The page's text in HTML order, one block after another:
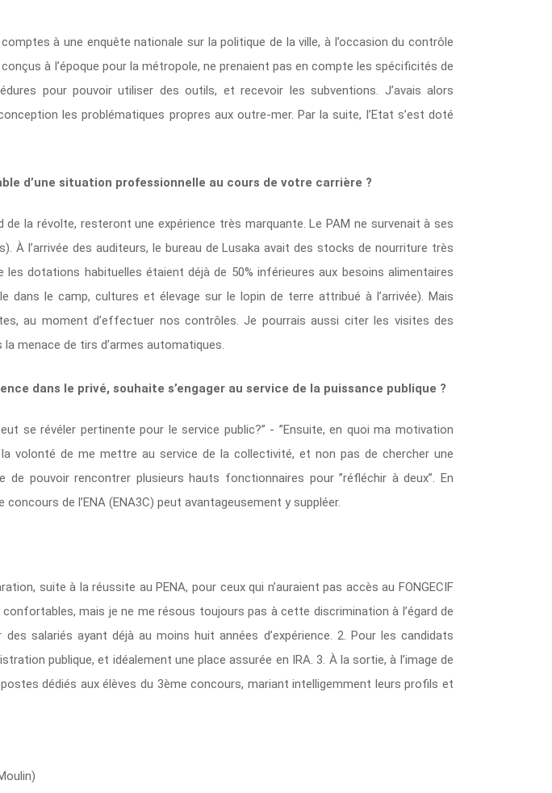
à une enquête nationale sur la politique de la ville, à l’occasion du contrôle
à l’époque pour la métropole, ne prenaient pas en compte les spécificités de
pour pouvoir utiliser des outils, et recevoir les subventions. J’avais alors
les problématiques propres aux outre-mer. Par la suite, l’Etat s’est doté
d’une situation professionnelle au cours de votre carrière ?
la révolte, resteront une expérience très marquante. Le PAM ne survenait à ses
À l’arrivée des auditeurs, le bureau de Lusaka avait des stocks de nourriture très
dotations habituelles étaient déjà de 50% inférieures aux besoins alimentaires
dans le camp, cultures et élevage sur le lopin de terre attribué à l’arrivée). Mais
au moment d’effectuer nos contrôles. Je pourrais aussi citer les visites des
menace de tirs d’armes automatiques.
dans le privé, souhaite s’engager au service de la puissance publique ?
se révéler pertinente pour le service public?” - ”Ensuite, en quoi ma motivation
volonté de me mettre au service de la collectivité, et non pas de chercher une
pouvoir rencontrer plusieurs hauts fonctionnaires pour ”réfléchir à deux”. En
de l’ENA (ENA3C) peut avantageusement y suppléer.
suite à la réussite au PENA, pour ceux qui n’auraient pas accès au FONGECIF
mais je ne me résous toujours pas à cette discrimination à l’égard de
salariés ayant déjà au moins huit années d’expérience. 2. Pour les candidats
publique, et idéalement une place assurée en IRA. 3. À la sortie, à l’image de
dédiés aux élèves du 3ème concours, mariant intelligemment leurs profils et